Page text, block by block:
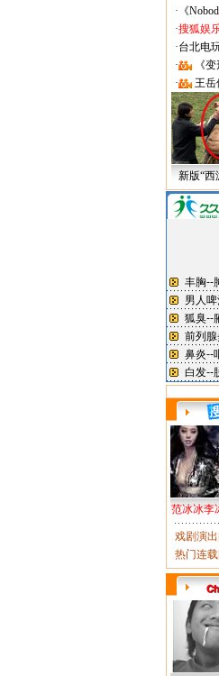
· 《
·搜狐娱
·台北电
·
《
·
王岳
新版“西
范冰冰李
戏剧演出
热门连载